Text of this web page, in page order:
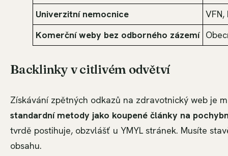
Univerzitní nemocnice
VFN,
Komerční weby bez odborného zázemí
Backlinky v citlivém odvětví
Získávání zpětných odkazů na zdravotnický web je
standardní metody jako koupené články na
tvrdě postihuje, obzvlášť u YMYL stránek. Musíte
obsahu.